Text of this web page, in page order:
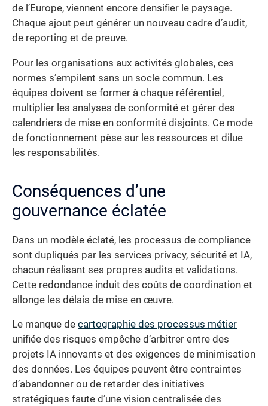
de l’Europe, viennent encore densifier le paysage.
Chaque ajout peut générer un nouveau cadre d’audit,
de reporting et de preuve.
Pour les organisations aux activités globales, ces
normes s’empilent sans un socle commun. Les
équipes doivent se former à chaque référentiel,
multiplier les analyses de conformité et gérer des
calendriers de mise en conformité disjoints. Ce mode
de fonctionnement pèse sur les ressources et dilue
les responsabilités.
Conséquences d’une
gouvernance éclatée
Dans un modèle éclaté, les processus de compliance
sont dupliqués par les services privacy, sécurité et IA,
chacun réalisant ses propres audits et validations.
Cette redondance induit des coûts de coordination et
allonge les délais de mise en œuvre.
Le manque de cartographie des processus métier
unifiée des risques empêche d’arbitrer entre des
projets IA innovants et des exigences de minimisation
des données. Les équipes peuvent être contraintes
d’abandonner ou de retarder des initiatives
stratégiques faute d’une vision centralisée des